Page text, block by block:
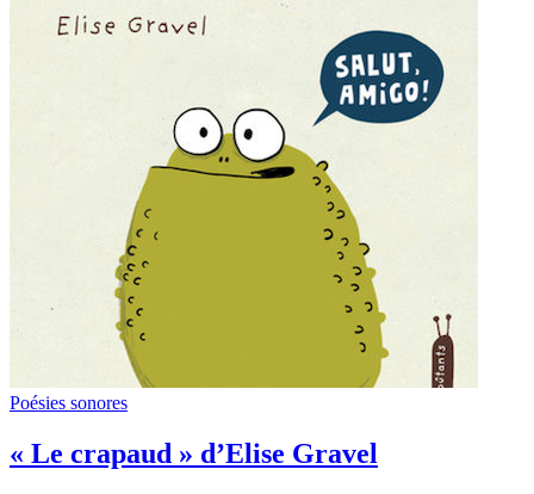
Poésies sonores
« Le crapaud » d’Elise Gravel